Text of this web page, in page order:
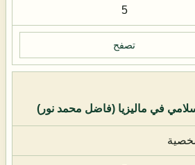
5
تصفح
في ماليزيا (فاضل محمد نور)